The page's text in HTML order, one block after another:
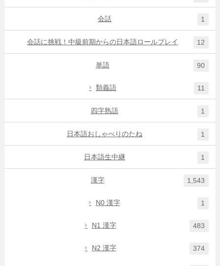
会話 1
会話に挑戦！中級前期からの日本語ロールプレイ 12
単語 90
類義語 11
四字熟語 1
日本語おしゃべりのたね 1
日本語生中継 1
漢字 1,543
N0 漢字 1
N1 漢字 483
N2 漢字 374